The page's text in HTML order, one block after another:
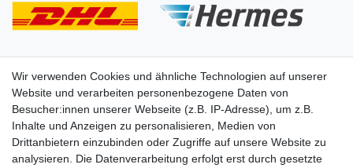
Wir verwenden Cookies und ähnliche Technologien auf unserer
Website und verarbeiten personenbezogene Daten von
Besucher:innen unserer Webseite (z.B. IP-Adresse), um z.B.
Inhalte und Anzeigen zu personalisieren, Medien von
Drittanbietern einzubinden oder Zugriffe auf unsere Website zu
analysieren. Die Datenverarbeitung erfolgt erst durch gesetzte